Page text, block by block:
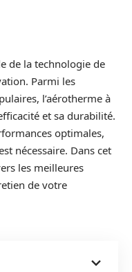
de la technologie de
Parmi les
l’aérotherme à
et sa durabilité.
optimales,
nécessaire. Dans cet
les meilleures
de votre